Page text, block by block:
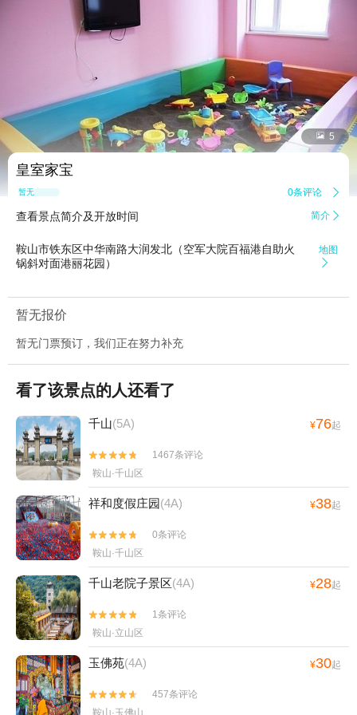
 5
皇室家宝
暂无点评 0条评论 
查看景点简介及开放时间 简介 
鞍山市铁东区中华南路大润发北（空军大院百福港自助火
锅斜对面港丽花园）
地图

暂无报价
暂无门票预订，我们正在努力补充
看了该景点的人还看了
千山(5A) ¥76起


1467条评论
鞍山·千山区
祥和度假庄园(4A) ¥38起


0条评论
鞍山·千山区
千山老院子景区(4A) ¥28起


1条评论
鞍山·立山区
玉佛苑(4A) ¥30起


457条评论